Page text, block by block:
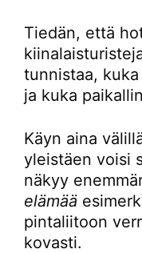
Tiedän, että
tunnistaa,
ja kuka
Käyn aina
yleistäen voisi
näkyy
elämää
pintaliitoon
kovasti.